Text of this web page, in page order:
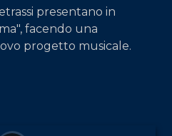
presentano in
facendo una
progetto musicale.